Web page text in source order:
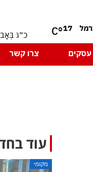
17
°C כ״ג
עסקים צרו קשר
עוד
מקומי